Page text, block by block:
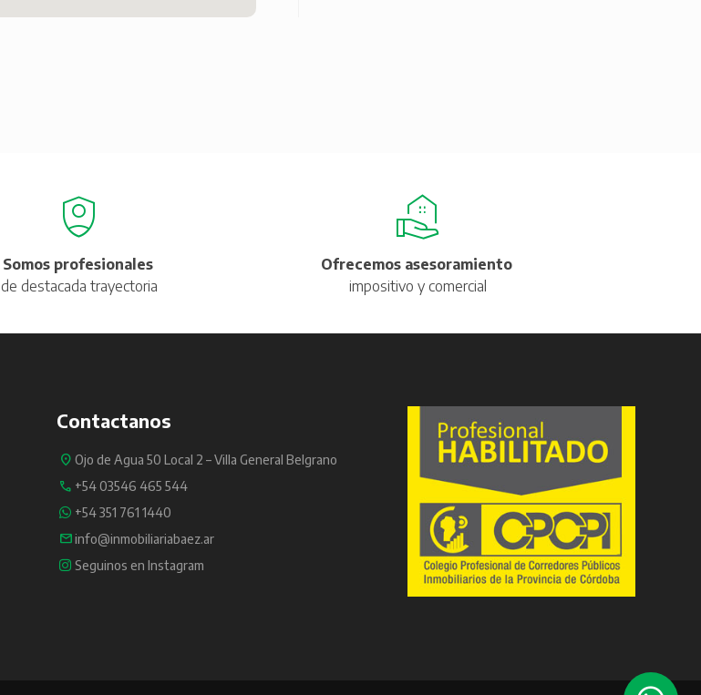
Somos profesionales
de destacada trayectoria
Ofrecemos asesoramiento
impositivo y comercial
Contactanos
Ojo de Agua 50 Local 2 – Villa General Belgrano
+54 03546 465 544
+54 351 761 1440
info@inmobiliariabaez.ar
Seguinos en Instagram